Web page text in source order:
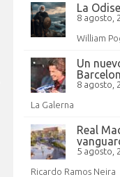
La
8 agosto,
William
Un
8 agosto,
La Galerna
Real
5 agosto,
Ricardo Ramos Neira